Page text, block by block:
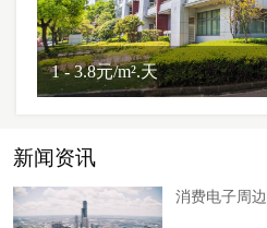
1 - 3.8元/m².天
新闻资讯